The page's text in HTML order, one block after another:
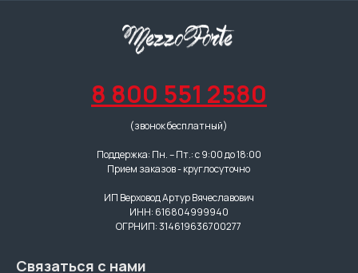
8 800 551 2580
(звонок бесплатный)
Поддержка: Пн. – Пт.: с 9:00 до 18:00
Прием заказов - круглосуточно
ИП Верховод Артур Вячеславович
ИНН: 616804999940
ОГРНИП: 314619636700277
Связаться с нами